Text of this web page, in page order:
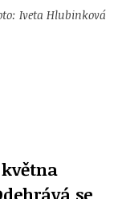
Iveta Hlubinková
se